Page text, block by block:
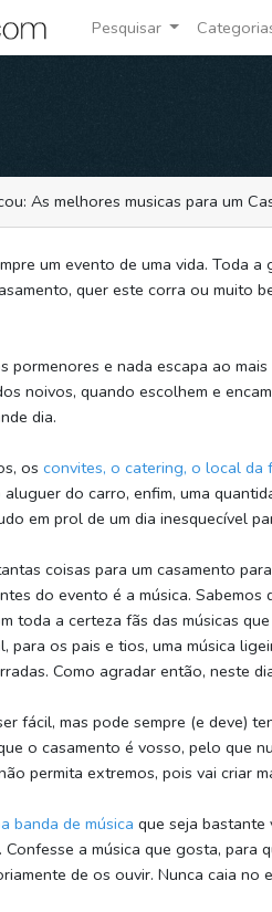
Pesquisar
As melhores musicas para um
um evento de uma vida. Toda a
quer este corra ou muito
pormenores e nada escapa ao mais
noivos, quando escolhem e
dia.
os convites, o catering, o local da
aluguer do carro, enfim, uma
em prol de um dia inesquecível
coisas para um casamento
do evento é a música.
toda a certeza fãs das músicas
para os pais e tios, uma música
Como agradar então, neste
fácil, mas pode sempre (e deve)
o casamento é vosso, pelo que
permita extremos, pois vai criar
banda de música que seja bastante
Confesse a música que gosta,
de os ouvir. Nunca caia